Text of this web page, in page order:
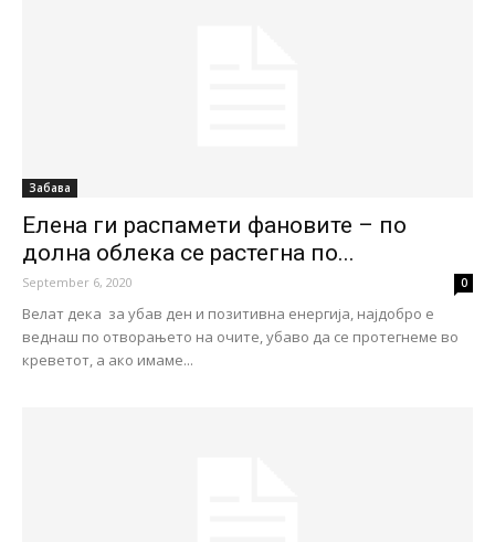
Забава
Елена ги распамети фановите – по
долна облека се растегна по...
September 6, 2020 0
Велат дека за убав ден и позитивна енергија, најдобро е
веднаш по отворањето на очите, убаво да се протегнеме во
креветот, а ако имаме...